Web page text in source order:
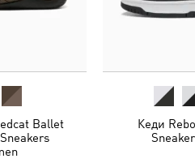
Ballet
Кеди